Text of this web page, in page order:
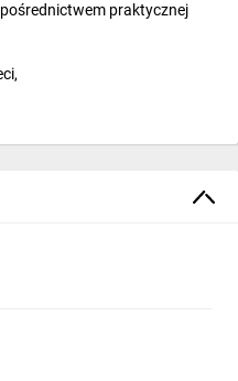
praktycznej
system kontroli napięcia
zasilający.
z serii Energy+ o